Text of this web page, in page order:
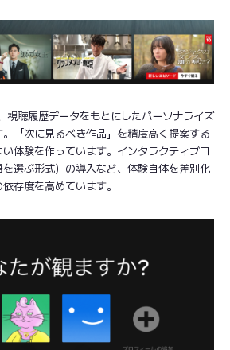
視聴履歴データをもとにしたパーソナライズ
「次に見るべき作品」を精度高く提案する
体験を作っています。インタラクティブコ
選ぶ形式）の導入など、体験自体を差別化
存度を高めています。